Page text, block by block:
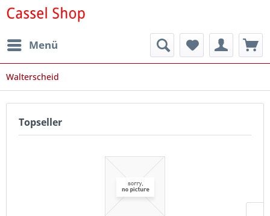
Menü
Walterscheid
Topseller